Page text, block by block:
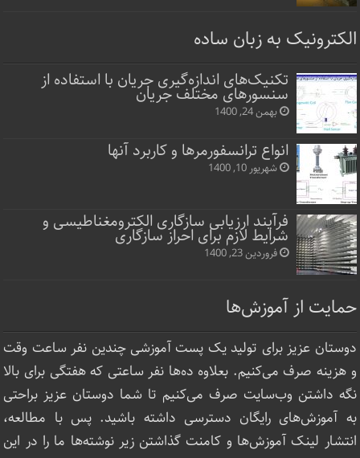
الکترونیک به زبان ساده
تکنیک‌های اندازه‌گیری جریان با استفاده از
سنسورهای مختلف جریان
بهمن 24, 1400
انواع ترانسفورمرها و کاربرد آنها
شهریور 10, 1400
فرآیند ارزیابی سازگاری الکترومغناطیسی و
شرایط لازم برای احراز سازگاری
فروردین 23, 1400
حمایت از آموزش‌ها
دوستان عزیز برای تولید یک پست آموزشی چندین نفر ساعت‌ وقت
و هزینه صرف می‌کنیم. بعلاوه ده‌ها نفر ساعتی که هفتگی برای بالا
نگه داشتن وب‌سایت صرف ‌می‌کنیم تا شما دوستان عزیز براحتی
به آموزش‌های رایگان دسترسی داشته باشید. پس با مطالعه،
انتشار لینک‌ آموزش‌ها و کامنت گذاشتن زیر نوشته‌‌ها ما را در این